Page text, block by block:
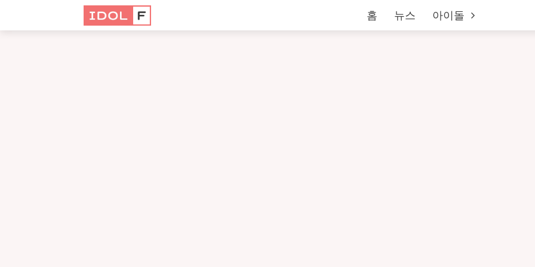
홈 뉴스 아이돌